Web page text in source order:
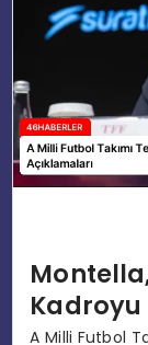
SPOR
Kadroyu
A Milli Futbol